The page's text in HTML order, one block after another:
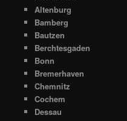
Altenburg
Bamberg
Bautzen
Berchtesgaden
Bonn
Bremerhaven
Chemnitz
Cochem
Dessau